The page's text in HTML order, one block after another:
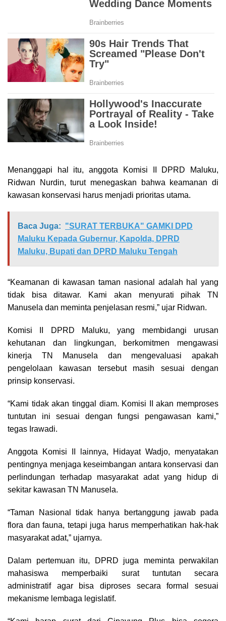
Menanggapi hal itu, anggota Komisi II DPRD Maluku,
Ridwan Nurdin, turut menegaskan bahwa keamanan di
kawasan konservasi harus menjadi prioritas utama.
Baca Juga: "SURAT TERBUKA" GAMKI DPD
Maluku Kepada Gubernur, Kapolda, DPRD
Maluku, Bupati dan DPRD Maluku Tengah
“Keamanan di kawasan taman nasional adalah hal yang
tidak bisa ditawar. Kami akan menyurati pihak TN
Manusela dan meminta penjelasan resmi,” ujar Ridwan.
Komisi II DPRD Maluku, yang membidangi urusan
kehutanan dan lingkungan, berkomitmen mengawasi
kinerja TN Manusela dan mengevaluasi apakah
pengelolaan kawasan tersebut masih sesuai dengan
prinsip konservasi.
“Kami tidak akan tinggal diam. Komisi II akan memproses
tuntutan ini sesuai dengan fungsi pengawasan kami,”
tegas Irawadi.
Anggota Komisi II lainnya, Hidayat Wadjo, menyatakan
pentingnya menjaga keseimbangan antara konservasi dan
perlindungan terhadap masyarakat adat yang hidup di
sekitar kawasan TN Manusela.
“Taman Nasional tidak hanya bertanggung jawab pada
flora dan fauna, tetapi juga harus memperhatikan hak-hak
masyarakat adat,” ujarnya.
Dalam pertemuan itu, DPRD juga meminta perwakilan
mahasiswa memperbaiki surat tuntutan secara
administratif agar bisa diproses secara formal sesuai
mekanisme lembaga legislatif.